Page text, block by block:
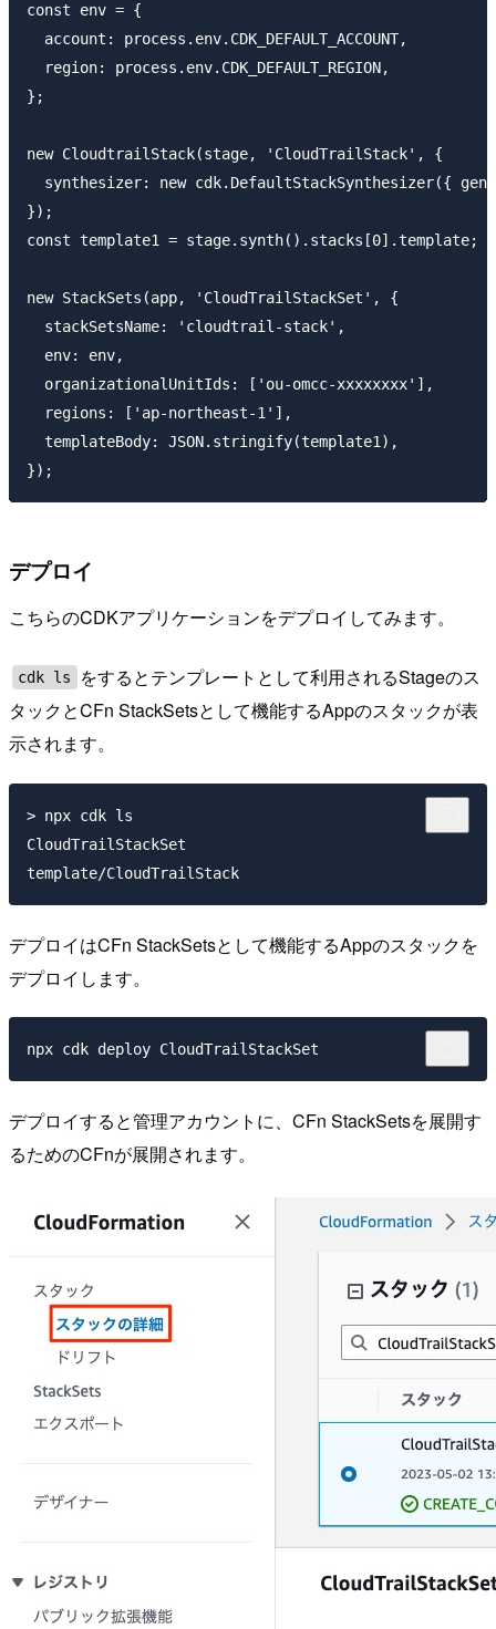
const env = {
  account: process.env.CDK_DEFAULT_ACCOUNT,
  region: process.env.CDK_DEFAULT_REGION,
};
new CloudtrailStack(stage, 'CloudTrailStack', {
synthesizer: new cdk.DefaultStackSynthesizer({
});
const template1 = stage.synth().stacks[0].template;
new StackSets(app, 'CloudTrailStackSet', {
  stackSetsName: 'cloudtrail-stack',
  env: env,
  organizationalUnitIds: ['ou-omcc-xxxxxxxx'],
  regions: ['ap-northeast-1'],
  templateBody: JSON.stringify(template1),
デプロイ
こちらのCDKアプリケーションをデプロイしてみます。
cdk ls
をするとテンプレートとして利用されるStageのス
タックとCFn StackSetsとして機能するAppのスタックが表
示されます。
> npx cdk ls
CloudTrailStackSet
デプロイはCFn StackSetsとして機能するAppのスタックを
デプロイします。
デプロイすると管理アカウントに、CFn StackSetsを展開す
るためのCFnが展開されます。